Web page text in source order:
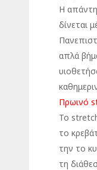
Η
δίνεται
απλά
Πρωινό
Το
το
την το
τη